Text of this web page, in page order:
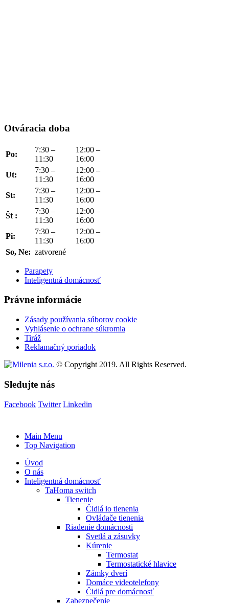
Otváracia doba
Po:
7:30 –
11:30
12:00 –
16:00
Ut:
7:30 –
11:30
12:00 –
16:00
St:
7:30 –
11:30
12:00 –
16:00
Št :
7:30 –
11:30
12:00 –
16:00
Pi:
7:30 –
11:30
12:00 –
16:00
So, Ne: zatvorené
Parapety
Inteligentná domácnosť
Právne informácie
Zásady používania súborov cookie
Vyhlásenie o ochrane súkromia
Tiráž
Reklamačný poriadok
© Copyright 2019. All Rights Reserved.
Sledujte nás
Facebook Twitter Linkedin
Main Menu
Top Navigation
Úvod
O nás
Inteligentná domácnosť
TaHoma switch
Tienenie
Čidlá io tienenia
Ovládače tienenia
Riadenie domácnosti
Svetlá a zásuvky
Kúrenie
Termostat
Termostatické hlavice
Zámky dverí
Domáce videotelefony
Čidlá pre domácnosť
Zabezpečenie